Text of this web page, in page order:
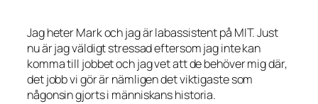
Jag heter Mark och jag är labassistent på MIT. Just
nu är jag väldigt stressad eftersom jag inte kan
komma till jobbet och jag vet att de behöver mig där,
det jobb vi gör är nämligen det viktigaste som
någonsin gjorts i människans historia.